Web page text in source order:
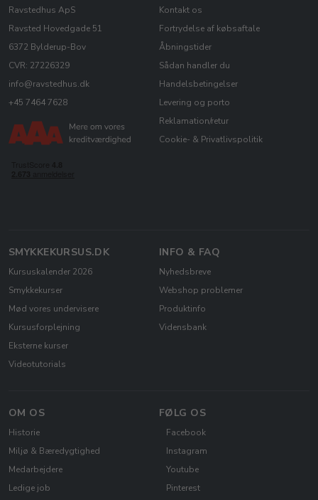
Ravstedhus ApS
Ravsted Hovedgade 51
6372 Bylderup-Bov
CVR: 27226329
info@ravstedhus.dk
+45 7464 7628
Kontakt os
Fortrydelse af købsaftale
Åbningstider
Sådan handler du
Handelsbetingelser
Levering og porto
Reklamation/retur
Cookie- & Privatlivspolitik
SMYKKEKURSUS.DK
Kursuskalender 2026
Smykkekurser
Mød vores undervisere
Kursusforplejning
Eksterne kurser
Videotutorials
INFO & FAQ
Nyhedsbreve
Webshop problemer
Produktinfo
Vidensbank
OM OS
Historie
Miljø & Bæredygtighed
Medarbejdere
Ledige job
FØLG OS
Facebook
Instagram
Youtube
Pinterest